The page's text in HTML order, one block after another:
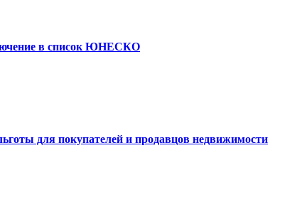
в список ЮНЕСКО
для покупателей и продавцов недвижимости